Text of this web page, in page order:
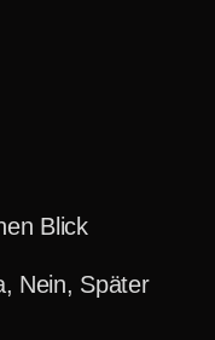
Blick
Nein, Später